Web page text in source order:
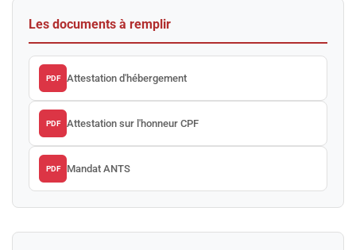
Les documents à remplir
PDF Attestation d'hébergement
PDF Attestation sur l'honneur CPF
PDF Mandat ANTS